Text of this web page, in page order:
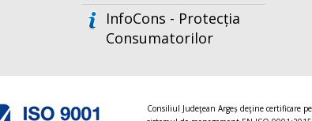
InfoCons - Protecția
Consumatorilor
Consiliul Judeţean Argeș deţine certificare